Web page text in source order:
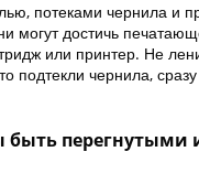
потеками чернила и
могут достичь
или принтер. Не
подтекли чернила,
перегнутыми